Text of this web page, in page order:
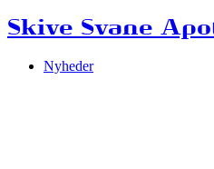
Skive Svane
Nyheder